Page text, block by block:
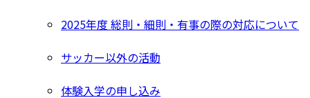
2025年度 総則・細則・有事の際の対応について
サッカー以外の活動
体験入学の申し込み